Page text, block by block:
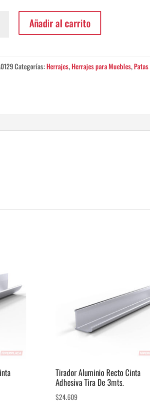
Añadir al carrito
Categorías:Herrajes,Herrajes para Muebles,
Tirador Aluminio Recto Cinta
Adhesiva Tira De 3mts.
$24.609